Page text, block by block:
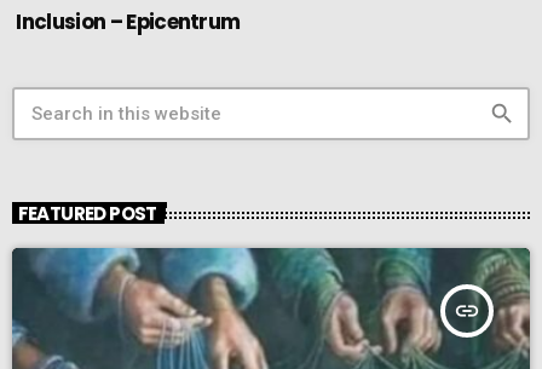
Inclusion – Epicentrum
search
FEATURED POST
insert_link